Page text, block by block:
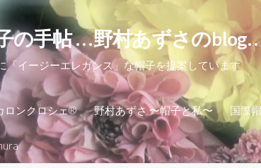
の手帖 …野村あずさの
「イージーエレガンス」な帽子を提案しています
ロンクロシェ® 野村あずさ 〜帽子と私〜 国際